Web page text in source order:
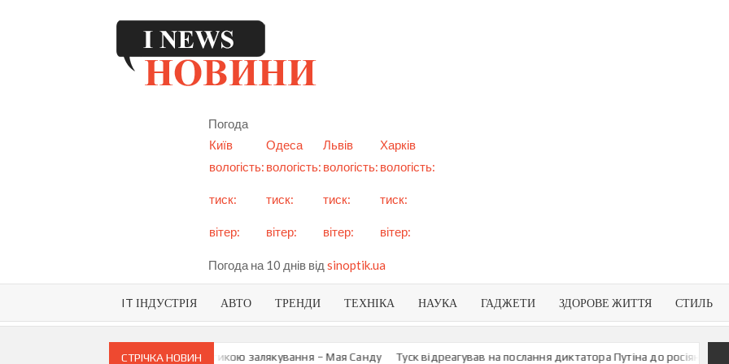
Погода
Київ
Одеса Львів
Харків
вологість:
тиск:
вітер:
вологість:
тиск:
вітер:
вологість:
тиск:
вітер:
вологість:
тиск:
вітер:
Погода на 10 днів від sinoptik.ua
IT ІНДУСТРІЯ АВТО ТРЕНДИ ТЕХНІКА НАУКА ГАДЖЕТИ ЗДОРОВЕ ЖИТТЯ СТИЛЬ
СТРІЧКА НОВИН
анексію Придністров’я є тактикою залякування – Мая Санду Туск відреагував на послання диктатора Путіна до росіян У МЗС